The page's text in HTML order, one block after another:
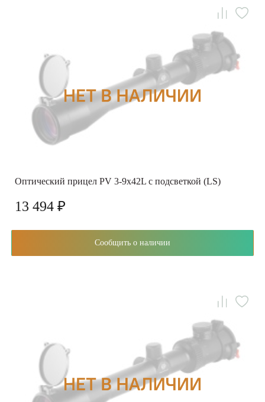
Оптический прицел PV 3-9x42L с подсветкой (LS)
13 494 ₽
Сообщить о наличии